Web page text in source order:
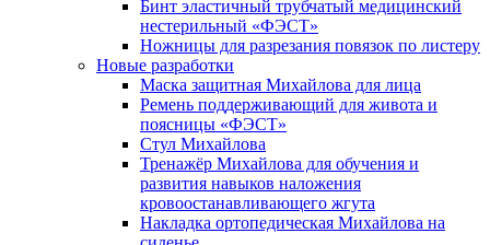
Бинт эластичный трубчатый медицинский
нестерильный «ФЭСТ»
Ножницы для разрезания повязок по листеру
Новые разработки
Маска защитная Михайлова для лица
Ремень поддерживающий для живота и
поясницы «ФЭСТ»
Стул Михайлова
Тренажёр Михайлова для обучения и
развития навыков наложения
кровоостанавливающего жгута
Накладка ортопедическая Михайлова на